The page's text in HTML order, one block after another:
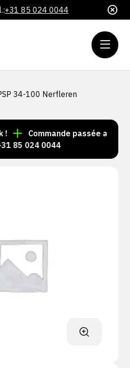
+31 85 024 0044
34-100 Nerfleren
Commande passée avant 15
024 0044